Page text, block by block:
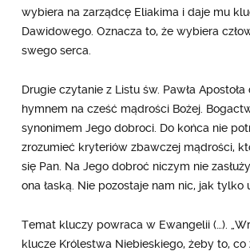
wybiera na zarządcę Eliakima i daje mu
Dawidowego. Oznacza to, że wybiera
swego serca.
Drugie czytanie z Listu św. Pawła
hymnem na cześć mądrości Bożej.
synonimem Jego dobroci. Do końca nie
zrozumieć kryteriów zbawczej mądrości,
się Pan. Na Jego dobroć niczym nie
ona łaską. Nie pozostaje nam nic, jak tylko
Temat kluczy powraca w Ewangelii (…).
klucze Królestwa Niebieskiego, żeby to, co